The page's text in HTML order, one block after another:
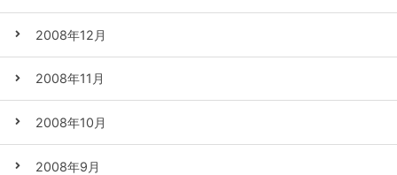
2008年12月
2008年11月
2008年10月
2008年9月